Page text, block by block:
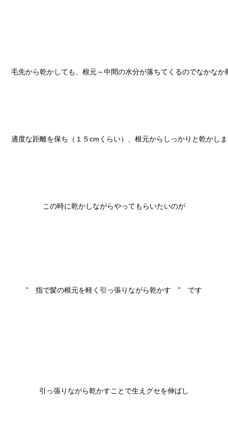
毛先から乾かしても、根元～中間の水分が落ちてくるのでなかなか
適度な距離を保ち（１５cmくらい）、根元からしっかりと乾かし
この時に乾かしながらやってもらいたいのが
”　指で髪の根元を軽く引っ張りながら乾かす　”　です
引っ張りながら乾かすことで生えグセを伸ばし